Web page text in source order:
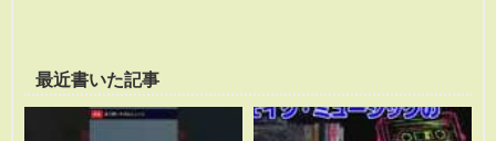
最近書いた記事